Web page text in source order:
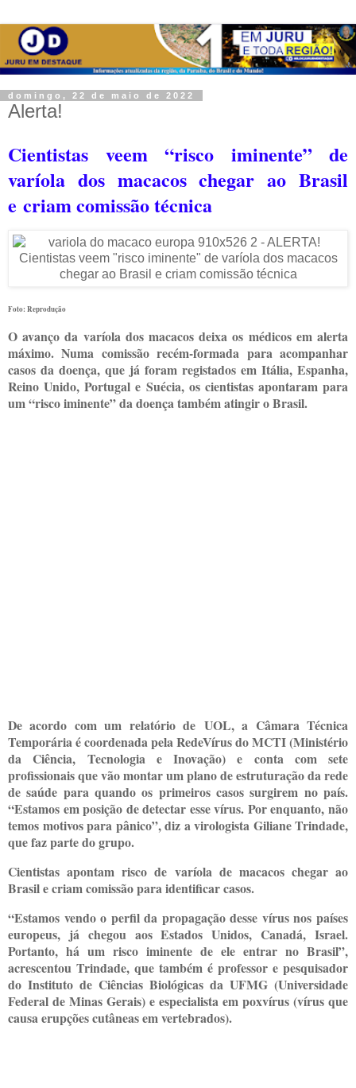
domingo, 22 de maio de 2022
Alerta!
Cientistas veem “risco iminente” de
varíola dos macacos chegar ao Brasil
e criam comissão técnica
Foto: Reprodução
O avanço da varíola dos macacos deixa os médicos em alerta
máximo. Numa comissão recém-formada para acompanhar
casos da doença, que já foram registados em Itália, Espanha,
Reino Unido, Portugal e Suécia, os cientistas apontaram para
um “risco iminente” da doença também atingir o Brasil.
De acordo com um relatório de UOL, a Câmara Técnica
Temporária é coordenada pela RedeVírus do MCTI (Ministério
da Ciência, Tecnologia e Inovação) e conta com sete
profissionais que vão montar um plano de estruturação da rede
de saúde para quando os primeiros casos surgirem no país.
“Estamos em posição de detectar esse vírus. Por enquanto, não
temos motivos para pânico”, diz a virologista Giliane Trindade,
que faz parte do grupo.
Cientistas apontam risco de varíola de macacos chegar ao
Brasil e criam comissão para identificar casos.
“Estamos vendo o perfil da propagação desse vírus nos países
europeus, já chegou aos Estados Unidos, Canadá, Israel.
Portanto, há um risco iminente de ele entrar no Brasil”,
acrescentou Trindade, que também é professor e pesquisador
do Instituto de Ciências Biológicas da UFMG (Universidade
Federal de Minas Gerais) e especialista em poxvírus (vírus que
causa erupções cutâneas em vertebrados).